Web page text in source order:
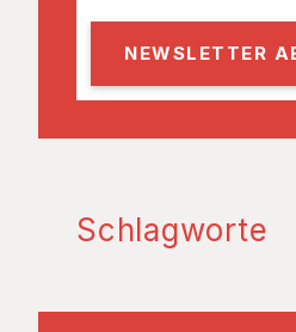
l
Schlagworte